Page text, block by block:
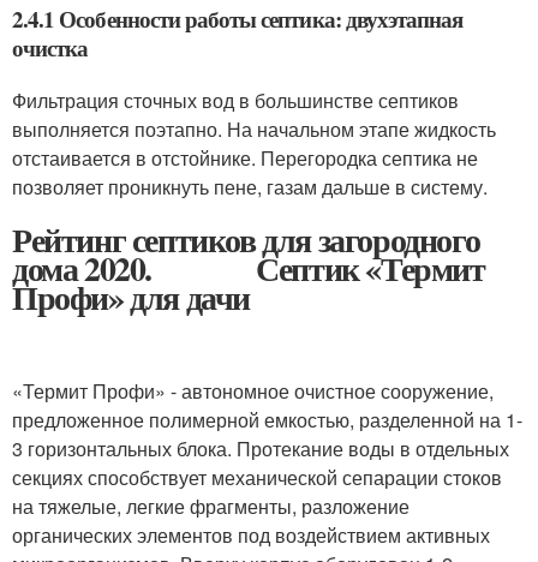
2.4.1 Особенности работы септика: двухэтапная
очистка
Фильтрация сточных вод в большинстве септиков
выполняется поэтапно. На начальном этапе жидкость
отстаивается в отстойнике. Перегородка септика не
позволяет проникнуть пене, газам дальше в систему.
Рейтинг септиков для загородного
дома 2020. Септик «Термит
Профи» для дачи
«Термит Профи» - автономное очистное сооружение,
предложенное полимерной емкостью, разделенной на 1-
3 горизонтальных блока. Протекание воды в отдельных
секциях способствует механической сепарации стоков
на тяжелые, легкие фрагменты, разложение
органических элементов под воздействием активных